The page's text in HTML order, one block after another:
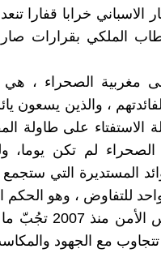
الاسباني خرابا قفارا
الملكي بقرارات
مغربية الصحراء ،
لفائدتهم ، والذين
الاستفتاء على طاولة
الصحراء لم تكن
المستديرة التي
للتفاوض ، وهو الحكم
2 ــ قرارات
مع الجهود